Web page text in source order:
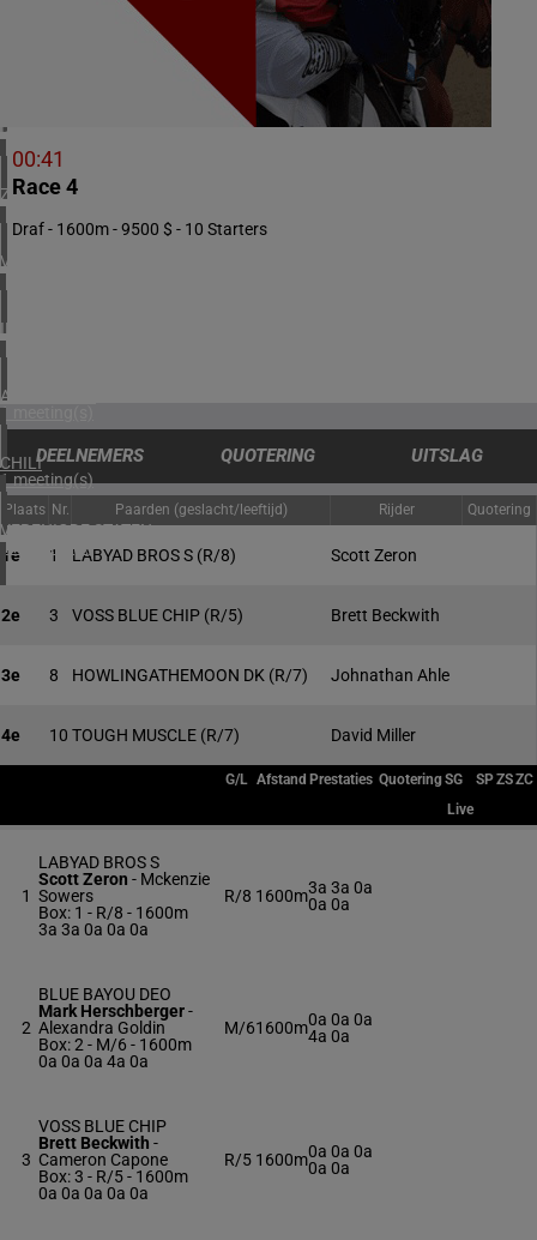
DENEMARKEN
1 meeting(s)
ZUID-AFRIKA
1 meeting(s)
VERENIGDE ARABISCHE EMIRATEN
1 meeting(s)
IERLAND
1 meeting(s)
ARGENTINIË
1 meeting(s)
CHILI
1 meeting(s)
VERENIGDE STATEN
4 meeting(s)
00:41
Race 4
Draf - 1600m - 9500 $ - 10 Starters
DEELNEMERS QUOTERING UITSLAG
Plaats Nr. Paarden (geslacht/leeftijd) Rijder Quotering
1e 1 LABYAD BROS S (R/8) Scott Zeron
2e 3 VOSS BLUE CHIP (R/5) Brett Beckwith
3e 8 HOWLINGATHEMOON DK (R/7) Johnathan Ahle
4e 10 TOUGH MUSCLE (R/7) David Miller
G/L Afstand Prestaties QuoteringSG SPZSZC
Live
1
LABYAD BROS S
Scott Zeron - Mckenzie
Sowers
Box: 1 - R/8 - 1600m
3a 3a 0a 0a 0a
R/8 1600m3a 3a 0a
0a 0a
2
BLUE BAYOU DEO
Mark Herschberger-
Alexandra Goldin
Box: 2 - M/6 - 1600m
0a 0a 0a 4a 0a
M/61600m0a 0a 0a
4a 0a
3
VOSS BLUE CHIP
Brett Beckwith -
Cameron Capone
Box: 3 - R/5 - 1600m
0a 0a 0a 0a 0a
R/5 1600m0a 0a 0a
0a 0a